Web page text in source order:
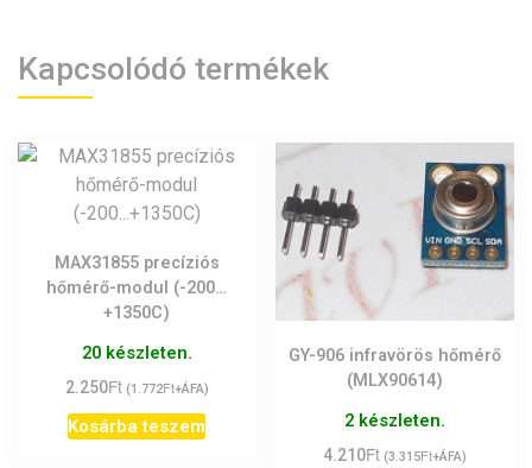
Kapcsolódó termékek
MAX31855 precíziós
hőmérő-modul (-200…
+1350C)
20 készleten.
2.250Ft (1.772Ft+ÁFA)
Kosárba teszem
GY-906 infravörös hőmérő
(MLX90614)
2 készleten.
4.210Ft (3.315Ft+ÁFA)